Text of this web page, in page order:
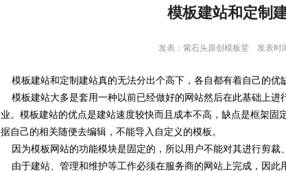
模板建站和定制
发表：紫石头原创模板堂 发表时
模板建站和定制建站真的无法分出个高下，各自都有着自己的优
模板建站大多是套用一种以前已经做好的网站然后在此基础上进
业。模板建站的优点是建站速度较快而且成本不高，缺点是框架
据自己的相关随便去编辑，不能导入自定义的模板。
因为模板网站的功能模块是固定的，所以用户不能对其进行剪裁
由于建站、管理和维护等工作必须在服务商的网站上完成，因此